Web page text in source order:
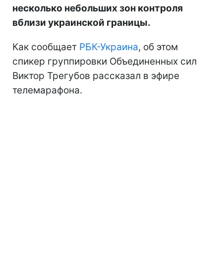
несколько небольших зон контроля
вблизи украинской границы.
Как сообщает РБК-Украина, об этом
спикер группировки Объединенных сил
Виктор Трегубов рассказал в эфире
телемарафона.